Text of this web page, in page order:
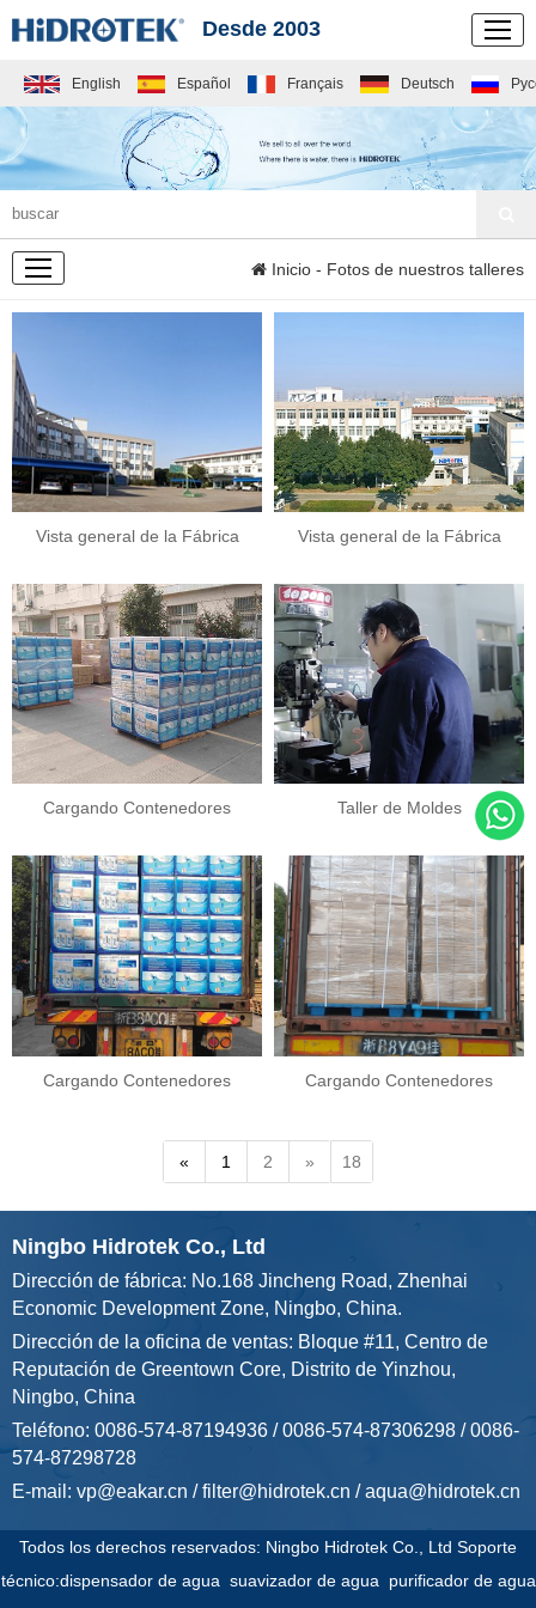
Desde 2003
English Español Français Deutsch
PERFIL DE LA
EMPRESA
Inicio - Fotos de nuestros talleres
Vista general de la Fábrica Vista general de la Fábrica
Cargando Contenedores Taller de Moldes
Cargando Contenedores Cargando Contenedores
« 1 2 » 18
Ningbo Hidrotek Co., Ltd
Dirección de fábrica: No.168 Jincheng Road, Zhenhai
Economic Development Zone, Ningbo, China.
Dirección de la oficina de ventas: Bloque #11, Centro de
Reputación de Greentown Core, Distrito de Yinzhou,
Ningbo, China
Teléfono: 0086-574-87194936 / 0086-574-87306298 / 0086-
574-87298728
E-mail: vp@eakar.cn /filter@hidrotek.cn /aqua@hidrotek.cn
Todos los derechos reservados: Ningbo Hidrotek Co., Ltd Soporte
técnico:dispensador de agua suavizador de agua purificador de agua